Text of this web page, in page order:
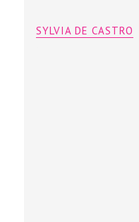
SYLVIA DE CASTRO